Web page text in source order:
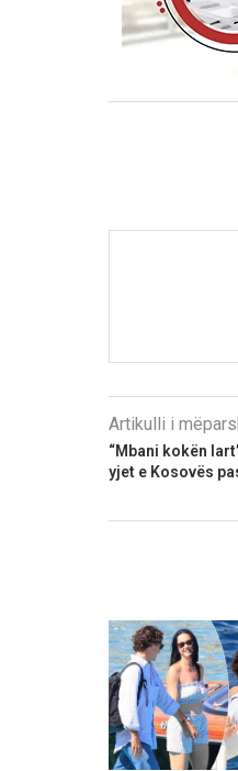
Artikulli i
“Mbani kokën
yjet e Kosovës